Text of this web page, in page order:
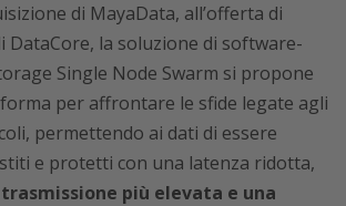
di MayaData, all’offerta di
DataCore, la soluzione di software-
Single Node Swarm si propone
per affrontare le sfide legate agli
permettendo ai dati di essere
e protetti con una latenza ridotta,
più elevata e una